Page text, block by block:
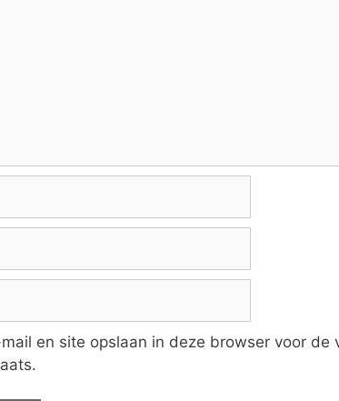
en site opslaan in deze browser voor de